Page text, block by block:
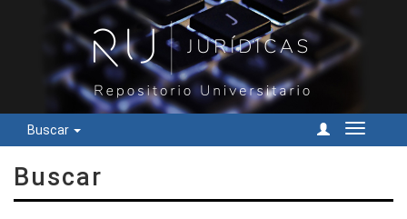
Buscar
Cambiar
Buscar